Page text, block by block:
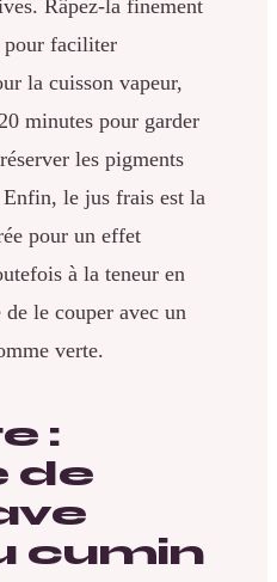
Râpez-la finement
pour faciliter
la cuisson vapeur,
minutes pour garder
les pigments
le jus frais est la
pour un effet
à la teneur en
le couper avec un
verte.
:
de
cumin